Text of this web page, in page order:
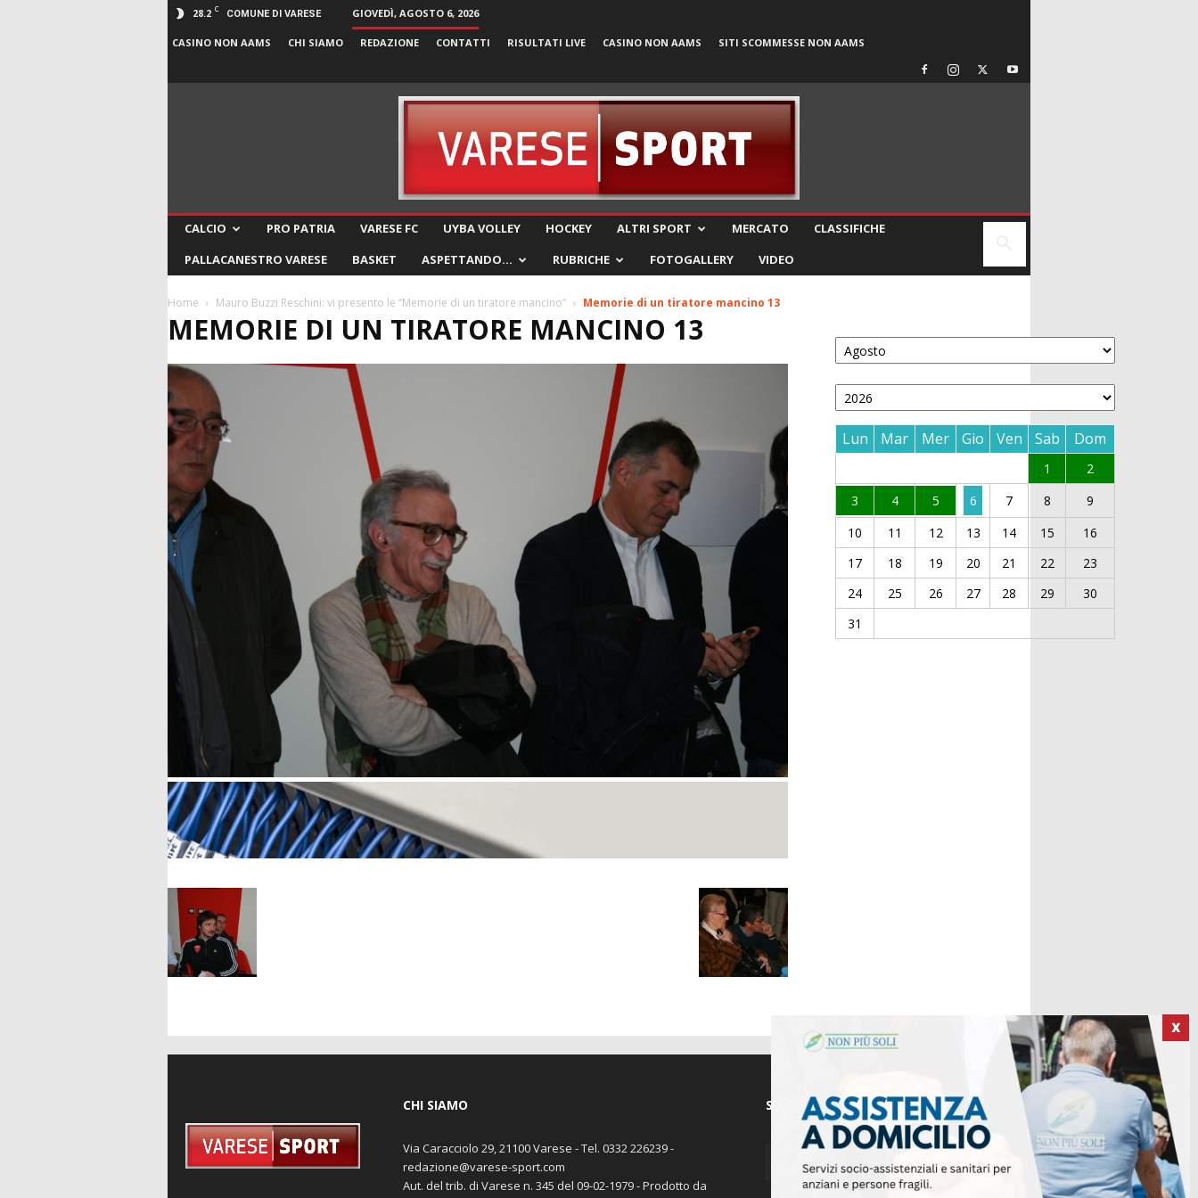
28.2 C COMUNE DI VARESE GIOVEDÌ, AGOSTO 6, 2026
CASINO NON AAMS CHI SIAMO REDAZIONE CONTATTI RISULTATI LIVE CASINO NON AAMS SITI SCOMMESSE NON AAMS
CALCIO PRO PATRIA VARESE FC UYBA VOLLEY HOCKEY ALTRI SPORT MERCATO
CLASSIFICHE
PALLACANESTRO VARESE
BASKET ASPETTANDO… RUBRICHE FOTOGALLERY VIDEO
Home Mauro Buzzi Reschini: vi presento le “Memorie di un tiratore mancino” Memorie di un tiratore mancino 13
MEMORIE DI UN TIRATORE MANCINO 13
Lun Mar Mer Gio Ven Sab Dom
1
2
3
4 5 6 7 8
9
10
11 12 13 14 15
16
17
18 19 20 21 22
23
24
25 26 27 28 29
30
31
X
CHI SIAMO
Via Caracciolo 29, 21100 Varese - Tel. 0332 226239 -
redazione@varese-sport.com
Aut. del trib. di Varese n. 345 del 09-02-1979 - Prodotto da
SEGUICI